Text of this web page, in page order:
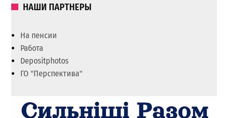
НАШИ ПАРТНЕРЫ
На пенсии
Работа
Depositphotos
ГО "Перспектива"